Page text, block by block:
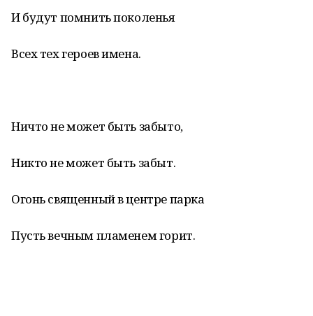
И будут помнить поколенья
Всех тех героев имена.
Ничто не может быть забыто,
Никто не может быть забыт.
Огонь священный в центре парка
Пусть вечным пламенем горит.